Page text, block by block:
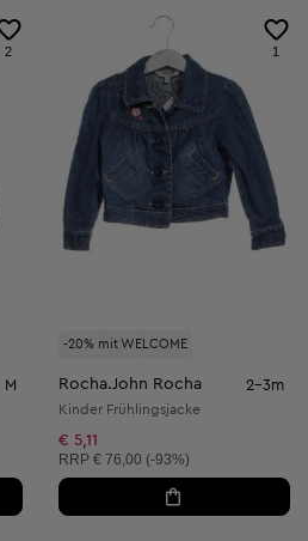
2
M
-20% mit WELCOME
1
Rocha.John Rocha 2-3m
Kinder Frühlingsjacke
€ 5,11
Unverbindliche Preisempfehlung:
RRP € 76,00 (-93%)